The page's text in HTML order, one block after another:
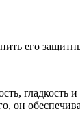
его
гладкость
он